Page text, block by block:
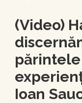
(Video)
părintele
Ioan